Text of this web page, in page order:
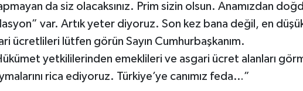
da siz olacaksınız. Prim sizin olsun. Anamızdan
var. Artık yeter diyoruz. Son kez bana değil, en
ücretlileri lütfen görün Sayın Cumhurbaşkanım.
yetkililerinden emeklileri ve asgari ücret alanları
rica ediyoruz. Türkiye’ye canımız feda…”